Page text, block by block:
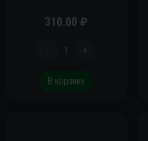
310.00 ₽
- 1 +
В корзину